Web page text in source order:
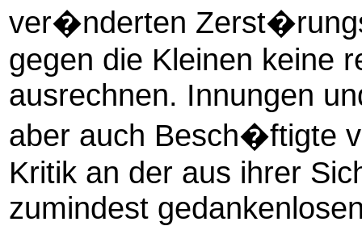
ver�nderten
gegen die Kleinen keine
ausrechnen. Innungen
aber auch Besch�ftigte
Kritik an der aus ihrer
zumindest